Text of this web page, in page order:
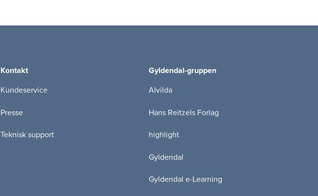
Kontakt
Kundeservice
Presse
Teknisk support
Gyldendal-gruppen
Alvilda
Hans Reitzels Forlag
highlight
Gyldendal
Gyldendal e-Learning